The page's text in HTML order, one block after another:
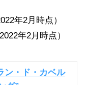
年2月時点）
年2月時点）
ン・ド・カベル